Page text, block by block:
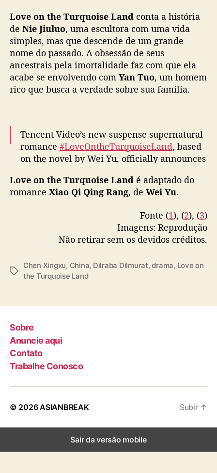
s
d
o
n
o
d
a
d
e
i
l
a
a
D
l
a
Love on the Turquoise Land conta a história
de Nie Jiuluo, uma escultora com uma vida
simples, mas que descende de um grande
nome do passado. A obsessão de seus
ancestrais pela imortalidade faz com que ela
acabe se envolvendo com Yan Tuo, um homem
rico que busca a verdade sobre sua família.
Tencent Video’s new suspense supernatural
romance #LoveOntheTurquoiseLand, based
on the novel by Wei Yu, officially announces
special lead Zhang Li, + Pan Meiye & more,
as filming ceremony is held#枭起青壤
— cdrama tweets (@dramapotatoe)March
Love on the Turquoise Land é adaptado do
romance Xiao Qi Qing Rang, de Wei Yu.
Fonte (1), (2), (3)
Imagens: Reprodução
Não retirar sem os devidos créditos.
T
Chen Xingxu, China, Dilraba Dilmurat,drama, Love on
the Turquoise Land
Sobre
Anuncie aqui
Contato
Trabalhe Conosco
© 2026ASIANBREAK Subir ↑
Sair da versão mobile